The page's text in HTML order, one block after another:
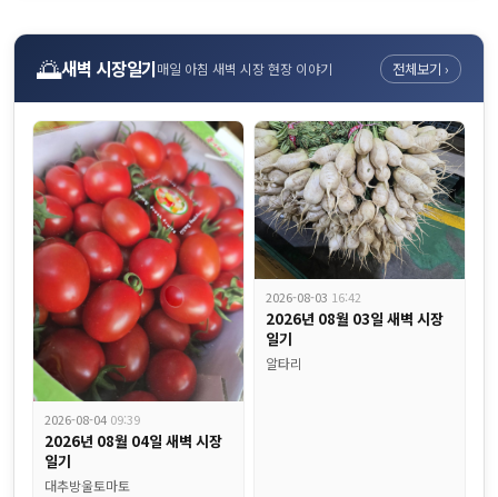
혈당 400이었던 분이 80으로 낮췄습니다 약보다 강한 '췌장을 살리
🌅새벽 시장일기매일 아침 새벽 시장 현장 이야기 전체보기 ›
2026-08-04 09:39
2026년 08월 04일 새벽 시장
일기
대추방울토마토
2026-08-03 16:42
2026년 08월 03일 새벽 시장
일기
알타리